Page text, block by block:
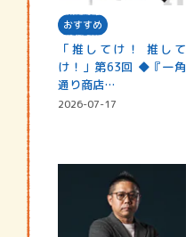
おすすめ
「推してけ！ 推して
け！」第63回 ◆『一角
通り商店…
2026-07-17